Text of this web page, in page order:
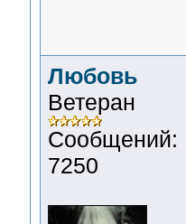
Любовь
Ветеран
Сообщений:
7250